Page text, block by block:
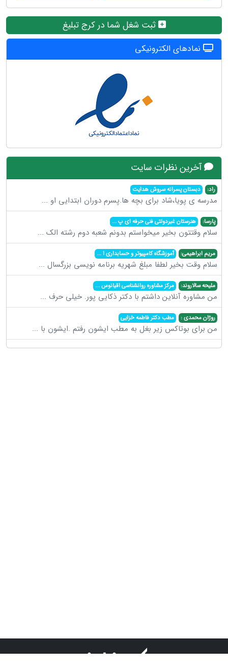
ثبت شغل شما در کرج تبلیغ
نمادهای الکترونیکی
آخرین نظرات سایت
راد: دبستان پسرانه سروش هدایت
مدرسه ی پویا،شاد برای بچه ها.پسرم دوران ابتدایی او ...
پارسا: هنرستان غیردولتی فنی حرفه ای پ...
سلام وقتتون بخیر میخواستم بدونم شعبه دوم رشته الک ...
مریم ابراهیمی: آموزشگاه کامپیوتر و حسابداری ا...
سلام وقت بخیر لطفا مبلغ شهریه برنامه نویسی بزرگسال ...
ملیحه سالاروند: مرکز مشاوره روانشناسی اقیانوس...
من مشاوره آنلاین داشتم با دکتر ذکایی پور. خیلی حرف ...
روژان محمدی : مطب دکتر فاطمه خزایی
من برای بوتاکس زیر بغل به مطب ایشون رفتم .ایشون با ...